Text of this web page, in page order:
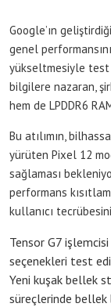
Google’ın
genel
yükseltmesiyle test
bilgilere nazaran,
hem de LPDDR6
Bu atılımın,
yürüten Pixel 12
sağlaması
performans
kullanıcı
Tensor G7
seçenekleri test
Yeni kuşak bellek
süreçlerinde bellek